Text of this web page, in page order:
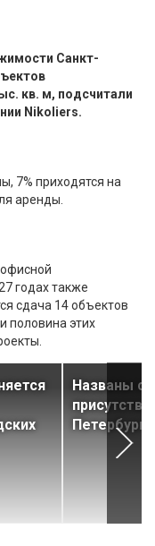
Санкт-
кв. м, подсчитали
Nikoliers.
7% приходятся на
аренды.
годах также
сдача 14 объектов
половина этих
Названы
Петербурга